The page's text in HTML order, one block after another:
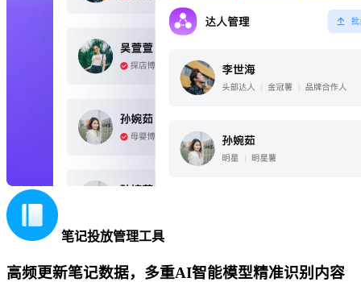
笔记投放管理工具
高频更新笔记数据，多重AI智能模型精准识别内容